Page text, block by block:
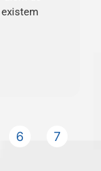
existem
6 7